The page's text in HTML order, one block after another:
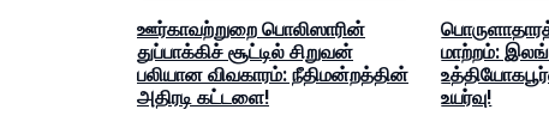
ஊர்காவற்றுறை பொலிஸாரின்
துப்பாக்கிச் சூட்டில் சிறுவன்
பலியான விவகாரம்: நீதிமன்றத்தின்
அதிரடி கட்டளை!
மாற்றம்:
உயர்வு!